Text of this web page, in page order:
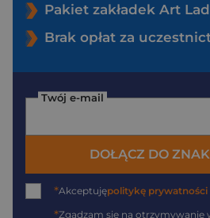
Pakiet zakładek Art
Brak opłat za
Twój e-mail
DOŁĄCZ DO
*Akceptujępolitykę prywatności
*Zgadzam się na otrzymywanie